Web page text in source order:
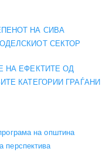
НА СИВА
СЕКТОР
НА ЕФЕКТИТЕ ОД
КАТЕГОРИИ ГРАЃАНИ
на општина
перспектива